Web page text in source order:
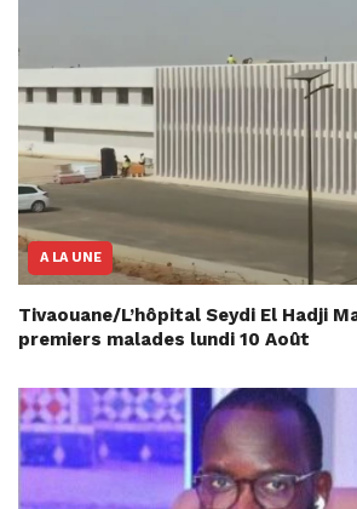
A LA UNE
Tivaouane/L’hôpital Seydi El Hadji
premiers malades lundi 10 Août